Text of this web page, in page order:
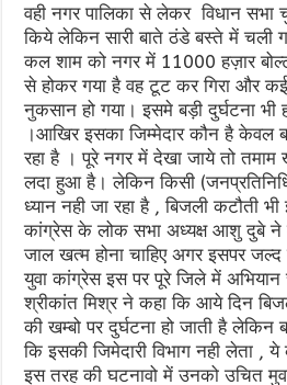
वही नगर पालिका से लेकर विधान सभा
किये लेकिन सारी बाते ठंडे बस्ते में चली
कल शाम को नगर में 11000 हज़ार
से होकर गया है वह टूट कर गिरा और
नुकसान हो गया। इसमे बड़ी दुर्घटना
।आखिर इसका जिम्मेदार कौन है केवल
रहा है । पूरे नगर में देखा जाये तो तमाम
लदा हुआ है। लेकिन किसी
ध्यान नही जा रहा है , बिजली कटौती
कांग्रेस के लोक सभा अध्यक्ष आशु दुबे ने
जाल खत्म होना चाहिए अगर इसपर जल्द
युवा कांग्रेस इस पर पूरे जिले में
श्रीकांत मिश्र ने कहा कि आये दिन
की खम्बो पर दुर्घटना हो जाती है
कि इसकी जिमेदारी विभाग नही लेता , ये
इस तरह की घटनावो में उनको उचित